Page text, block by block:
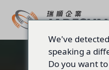
We've
speaking a
Do you want